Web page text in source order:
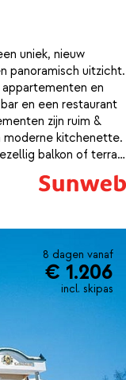
uniek, nieuw
panoramisch uitzicht.
en
en een restaurant
zijn ruim &
moderne kitchenette.
balkon of terras
vind je het gezellige
8 dagen vanaf
€ 1.206
incl. skipas